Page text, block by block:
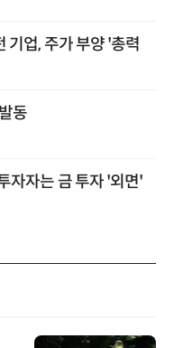
기업, 주가 부양 '총력
동
자자는 금 투자 '외면'